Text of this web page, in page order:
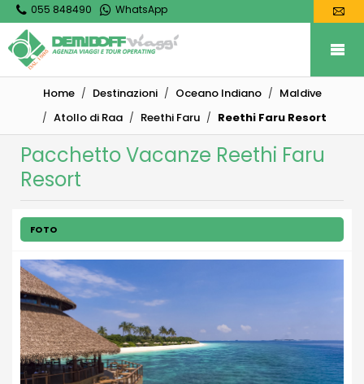
055 848490 WhatsApp
Home Destinazioni Oceano Indiano
Maldive
Atollo di Raa
Reethi Faru Reethi Faru Resort
Pacchetto Vacanze Reethi Faru
Resort
FOTO